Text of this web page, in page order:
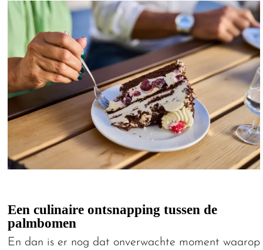
Een culinaire ontsnapping tussen de
palmbomen
En dan is er nog dat onverwachte moment waarop